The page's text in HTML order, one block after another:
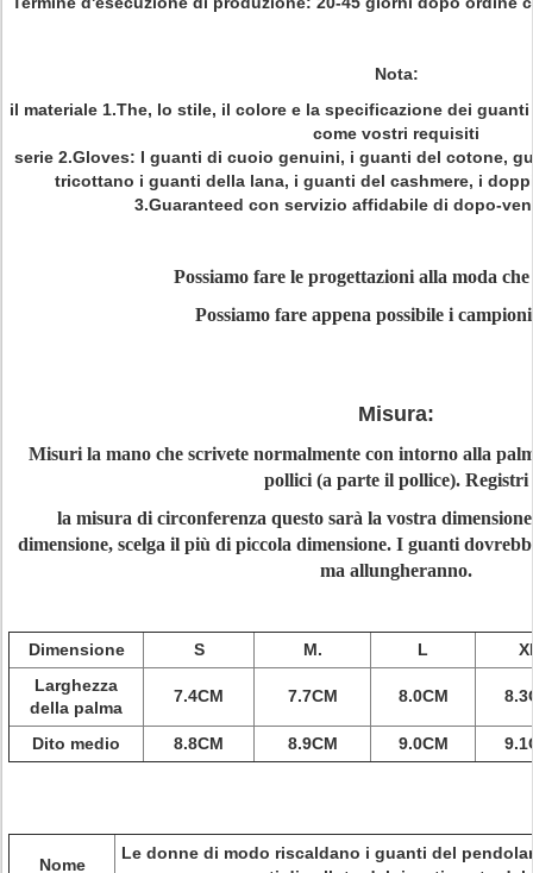
Nota:
il materiale 1.The, lo stile, il colore e la specificazione dei
come vostri requisiti
serie 2.Gloves: I guanti di cuoio genuini, i guanti del cotone,
tricottano i guanti della lana, i guanti del cashmere, i
3.Guaranteed con servizio affidabile di dopo-
Possiamo fare le progettazioni alla moda
Possiamo fare appena possibile i
Misura:
Misuri la mano che scrivete normalmente con intorno alla
pollici (a parte il pollice). Registri
la misura di circonferenza questo sarà la vostra
dimensione, scelga il più di piccola dimensione. I guanti
ma allungheranno.
Dimensione S M. L
Larghezza
della palma
7.4CM 7.7CM 8.0CM
Dito medio 8.8CM 8.9CM 9.0CM
Nome
Le donne di modo riscaldano i guanti del